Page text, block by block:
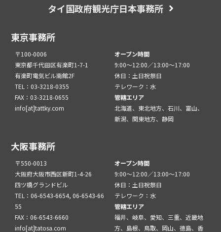
タイ国政府観光庁日本事務所
東京事務所
〒100-0006
東京都千代田区有楽町1-7-1
有楽町電気ビル南館2F
TEL：03-3218-0355
FAX：03-3218-0655
info[at]tattky.com
オープン時間
9:00～12:00／13:00～17:00
休日：土日祝祭日
テレワーク：水
管轄エリア
北海道、東北地方、石川、富山、
新潟、関東地方、静岡
大阪事務所
〒550-0013
大阪府大阪市西区新町1-4-26
四ツ橋グランドビル
TEL：06-6543-6654, 06-6543-66
55
FAX：06-6543-6660
info[at]tatosa.com
オープン時間
9:00～12:00／13:00～17:00
休日：土日祝祭日
テレワーク：水
管轄エリア
福井、岐阜、愛知、三重、近畿地
方、島根、鳥取、岡山、徳島、香